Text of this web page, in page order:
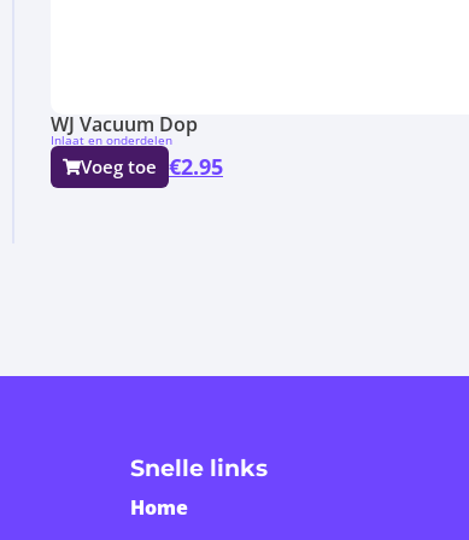
WJ Vacuum Dop
Inlaat en onderdelen
Voeg toe €2.95
Snelle links
Home